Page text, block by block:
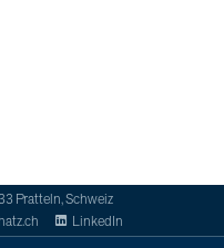
Pratteln, Schweiz
LinkedIn